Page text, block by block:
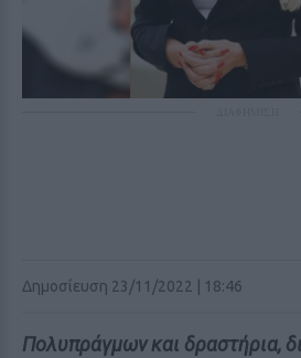
Δημοσίευση 23/11/2022 | 18:46
Πολυπράγμων και δραστήρια,